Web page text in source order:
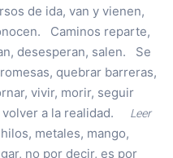
de ida, van y vienen,
Caminos reparte,
desesperan, salen. Se
quebrar barreras,
vivir, morir, seguir
volver a la realidad. Leer
metales, mango,
no por decir, es por